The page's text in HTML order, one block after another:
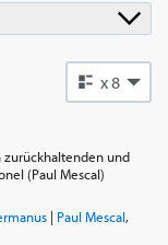
x 8
zurückhaltenden und
(Paul Mescal)
| Paul Mescal,